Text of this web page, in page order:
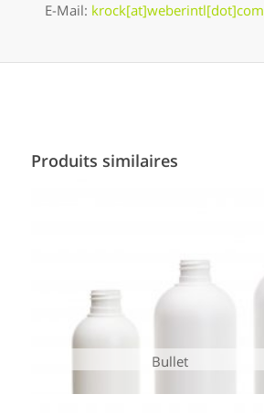
E-Mail: krock[at]weberintl[dot]com
Produits similaires
Bullet